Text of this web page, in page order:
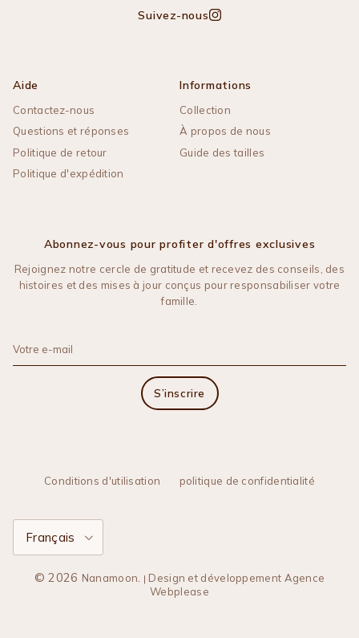
Suivez-nous Instagram
Aide
Contactez-nous
Questions et réponses
Politique de retour
Politique d'expédition
Informations
Collection
À propos de nous
Guide des tailles
Abonnez-vous pour profiter d'offres exclusives
Rejoignez notre cercle de gratitude et recevez des conseils, des
histoires et des mises à jour conçus pour responsabiliser votre
famille.
S’inscrire
Conditions d'utilisation politique de confidentialité
Langue
Français
© 2026 Nanamoon. | Design et développement Agence
Webplease